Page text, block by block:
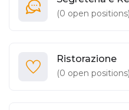
(0 open positions)
Ristorazione
(0 open positions)